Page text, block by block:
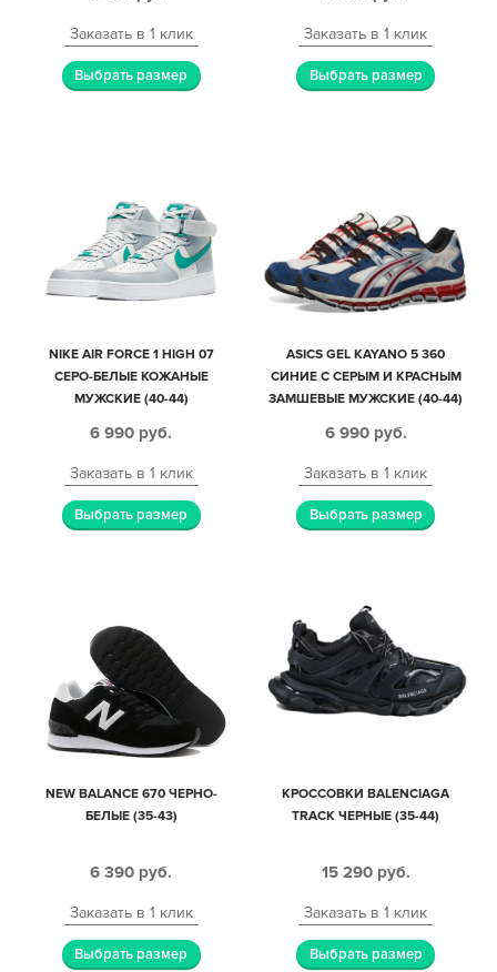
Заказать в 1 клик
Выбрать размер
Заказать в 1 клик
Выбрать размер
NIKE AIR FORCE 1 HIGH 07
СЕРО-БЕЛЫЕ КОЖАНЫЕ
МУЖСКИЕ (40-44)
6 990 руб.
Заказать в 1 клик
Выбрать размер
ASICS GEL KAYANO 5 360
СИНИЕ С СЕРЫМ И КРАСНЫМ
ЗАМШЕВЫЕ МУЖСКИЕ (40-44)
6 990 руб.
Заказать в 1 клик
Выбрать размер
NEW BALANCE 670 ЧЕРНО-
БЕЛЫЕ (35-43)
6 390 руб.
Заказать в 1 клик
Выбрать размер
КРОССОВКИ BALENCIAGA
TRACK ЧЕРНЫЕ (35-44)
15 290 руб.
Заказать в 1 клик
Выбрать размер